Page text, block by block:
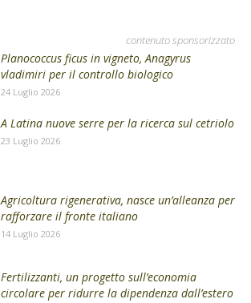
contenuto sponsorizzato
Planococcus ficus in vigneto, Anagyrus
vladimiri per il controllo biologico
24 Luglio 2026
A Latina nuove serre per la ricerca sul cetriolo
23 Luglio 2026
Agricoltura rigenerativa, nasce un’alleanza per
rafforzare il fronte italiano
14 Luglio 2026
Fertilizzanti, un progetto sull’economia
circolare per ridurre la dipendenza dall’estero